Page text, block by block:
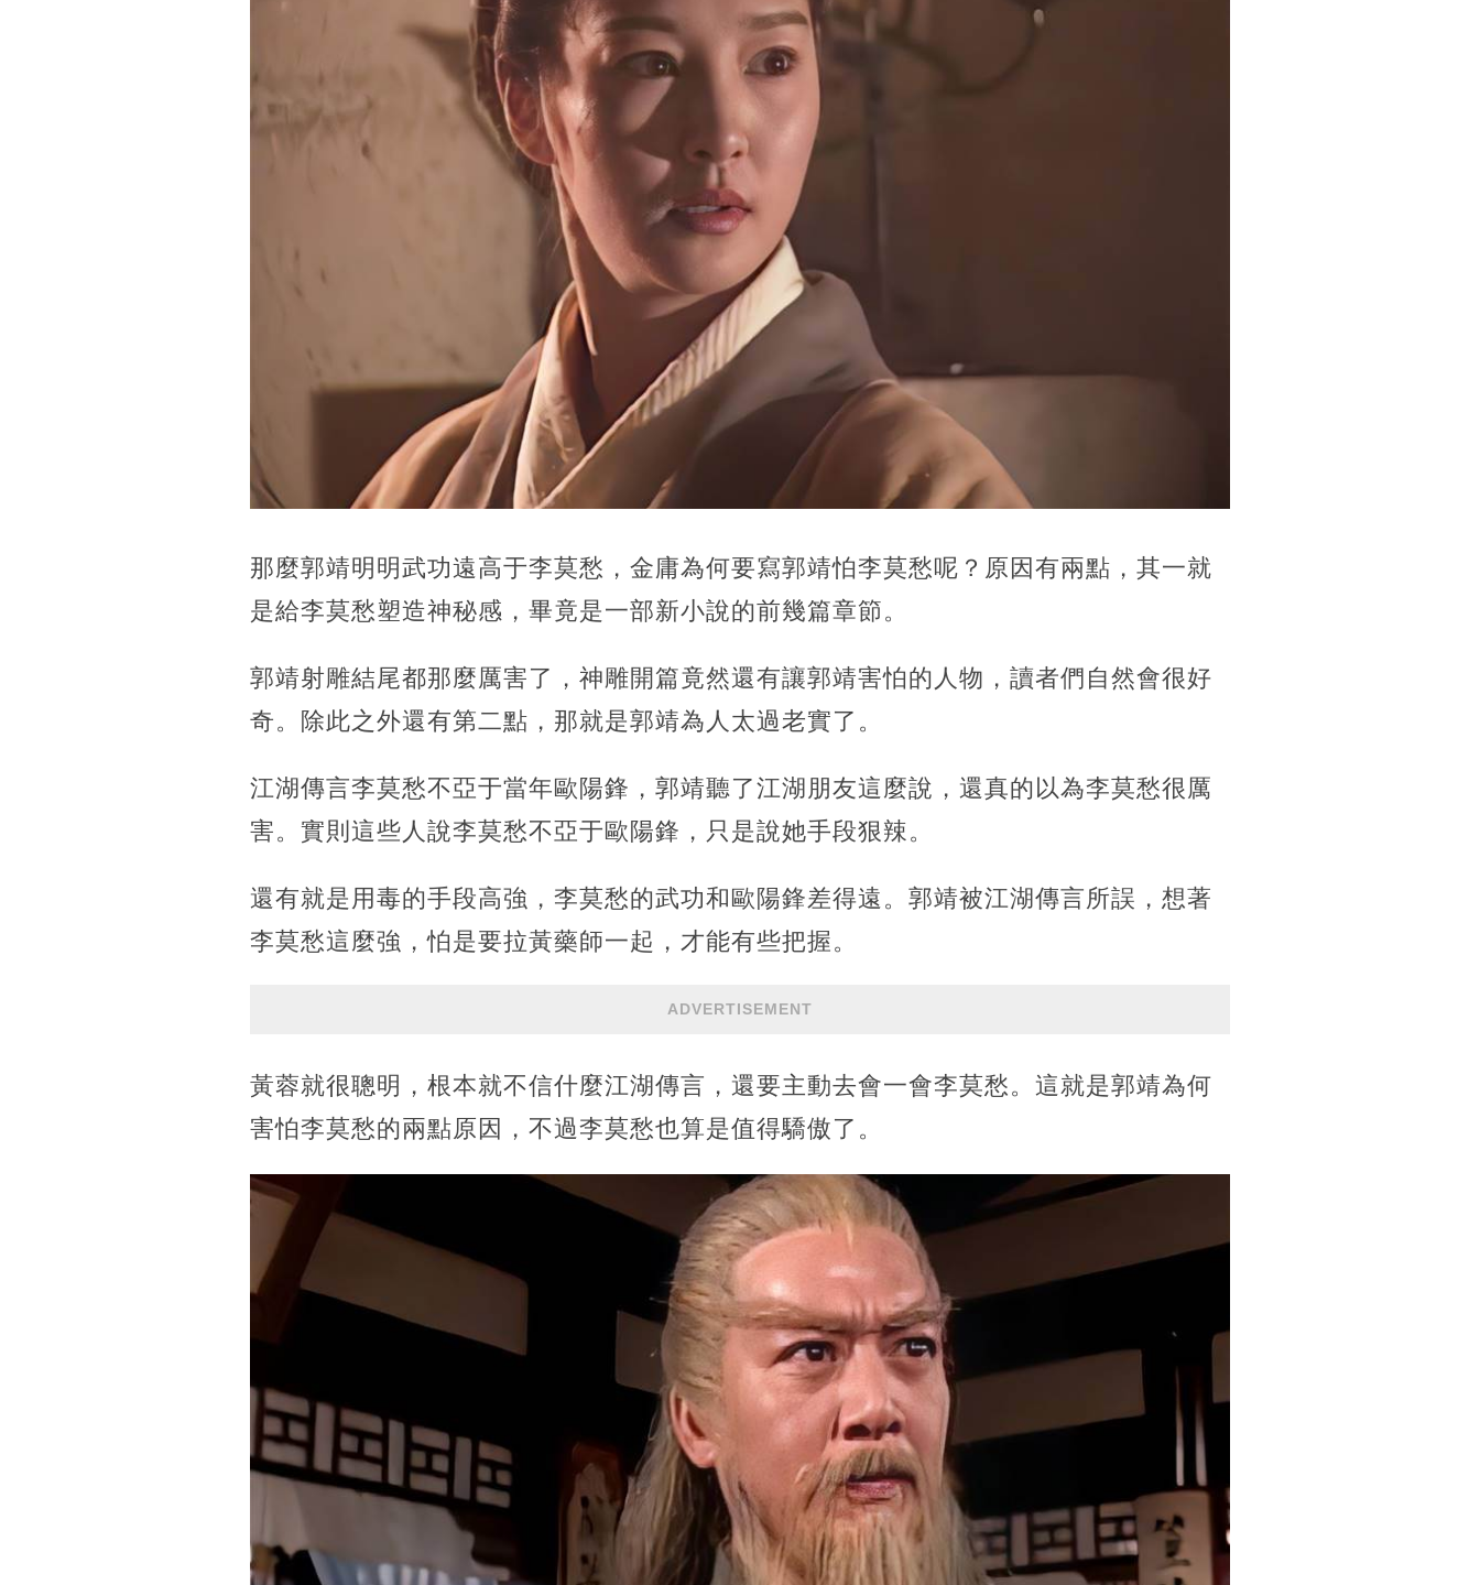
那麼郭靖明明武功遠高于李莫愁，金庸為何要寫郭靖怕李莫愁呢？原因有兩點，其一就
是給李莫愁塑造神秘感，畢竟是一部新小說的前幾篇章節。
郭靖射雕結尾都那麼厲害了，神雕開篇竟然還有讓郭靖害怕的人物，讀者們自然會很好
奇。除此之外還有第二點，那就是郭靖為人太過老實了。
江湖傳言李莫愁不亞于當年歐陽鋒，郭靖聽了江湖朋友這麼說，還真的以為李莫愁很厲
害。實則這些人說李莫愁不亞于歐陽鋒，只是說她手段狠辣。
還有就是用毒的手段高強，李莫愁的武功和歐陽鋒差得遠。郭靖被江湖傳言所誤，想著
李莫愁這麼強，怕是要拉黃藥師一起，才能有些把握。
ADVERTISEMENT
黃蓉就很聰明，根本就不信什麼江湖傳言，還要主動去會一會李莫愁。這就是郭靖為何
害怕李莫愁的兩點原因，不過李莫愁也算是值得驕傲了。